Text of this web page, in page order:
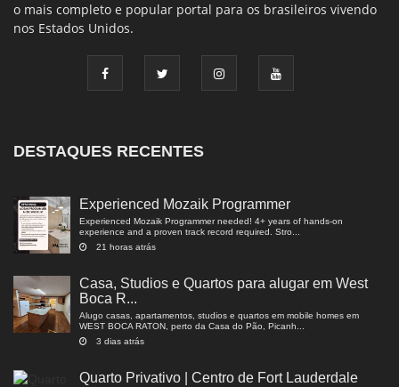
o mais completo e popular portal para os brasileiros vivendo
nos Estados Unidos.
DESTAQUES RECENTES
Experienced Mozaik Programmer
Experienced Mozaik Programmer needed! 4+ years of hands-on
experience and a proven track record required. Stro...
21 horas atrás
Casa, Studios e Quartos para alugar em West
Boca R...
Alugo casas, apartamentos, studios e quartos em mobile homes em
WEST BOCA RATON, perto da Casa do Pão, Picanh...
3 dias atrás
Quarto Privativo | Centro de Fort Lauderdale